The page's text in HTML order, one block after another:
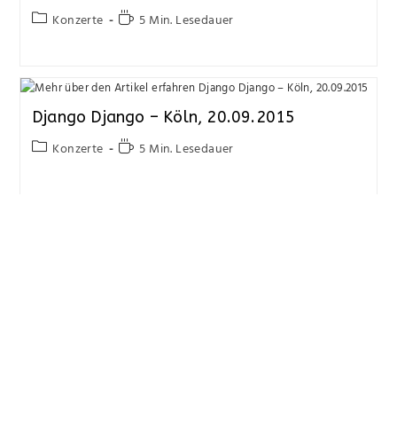
Konzerte 5 Min. Lesedauer
Django Django – Köln, 20.09.2015
Konzerte 5 Min. Lesedauer